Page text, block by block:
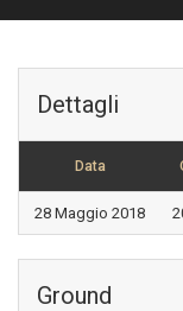
Dettagli
Data
28 Maggio 2018
Ground